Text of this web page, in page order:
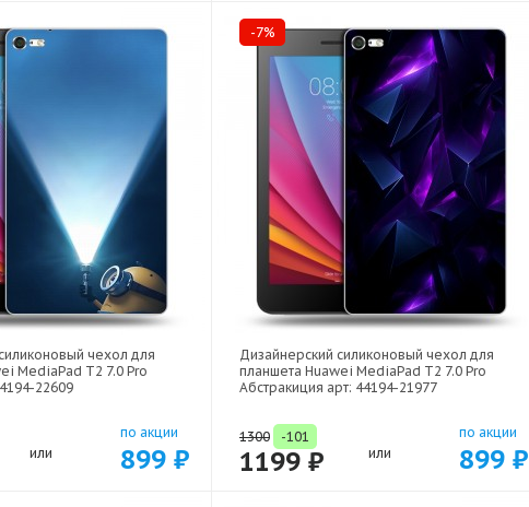
чехол для
MediaPad T2 7.0 Pro
22609
или
по акции
899 ₽
-7%
Дизайнерский силиконовый чехол для
планшета Huawei MediaPad T2 7.0 Pro
Абстракиция арт: 44194-21977
1300 -101
1199 ₽ или
по акции
899 ₽